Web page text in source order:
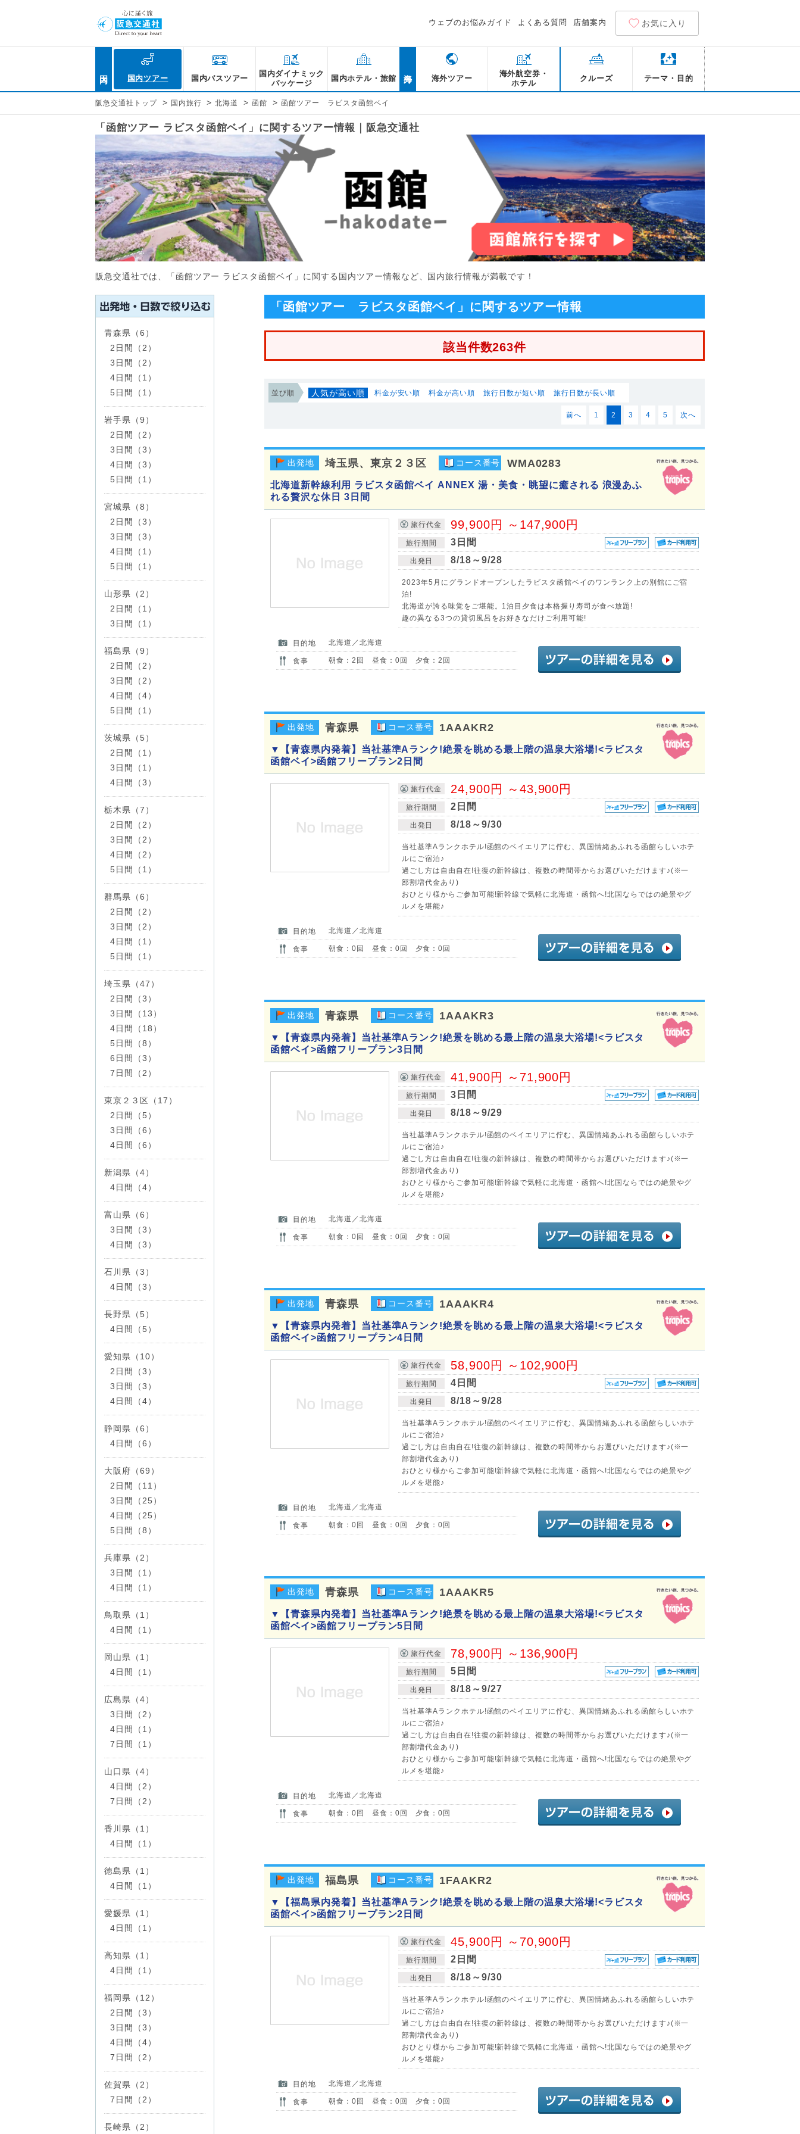
ウェブのお悩みガイド よくある質問 店舗案内 お気に入り
国内ツアー 国内バスツアー
国内ダイナミック
パッケージ
国内ホテル・旅館 海外ツアー
海外航空券・
ホテル
クルーズ テーマ・目的
阪急交通社トップ > 国内旅行 > 北海道 > 函館 > 函館ツアー ラビスタ函館ベイ
「函館ツアー ラビスタ函館ベイ」に関するツアー情報｜阪急交通社
阪急交通社では、「函館ツアー ラビスタ函館ベイ」に関する国内ツアー情報など、国内旅行情報が満載です！
「函館ツアー ラビスタ函館ベイ」に関するツアー情報
該当件数263件
並び順 人気が高い順 料金が安い順 料金が高い順 旅行日数が短い順 旅行日数が長い順
前へ 1 2 3 4 5 次へ
出発地 埼玉県、東京２３区 コース番号 WMA0283
北海道新幹線利用 ラビスタ函館ベイ ANNEX 湯・美食・眺望に癒される 浪漫あふ
れる贅沢な休日 3日間
旅行代金 99,900円 ～147,900円
旅行期間 3日間
出発日 8/18～9/28
2023年5月にグランドオープンしたラビスタ函館ベイのワンランク上の別館にご宿
泊!
北海道が誇る味覚をご堪能。1泊目夕食は本格握り寿司が食べ放題!
趣の異なる3つの貸切風呂をお好きなだけご利用可能!
目的地 北海道／北海道
食事 朝食：2回 昼食：0回 夕食：2回
出発地 青森県 コース番号 1AAAKR2
▼【青森県内発着】当社基準Aランク!絶景を眺める最上階の温泉大浴場!<ラビスタ
函館ベイ>函館フリープラン2日間
旅行代金 24,900円 ～43,900円
旅行期間 2日間
出発日 8/18～9/30
当社基準Aランクホテル!函館のベイエリアに佇む、異国情緒あふれる函館らしいホテ
ルにご宿泊♪
過ごし方は自由自在!往復の新幹線は、複数の時間帯からお選びいただけます♪(※一
部割増代金あり)
おひとり様からご参加可能!新幹線で気軽に北海道・函館へ!北国ならではの絶景やグ
ルメを堪能♪
目的地 北海道／北海道
食事 朝食：0回 昼食：0回 夕食：0回
出発地 青森県 コース番号 1AAAKR3
▼【青森県内発着】当社基準Aランク!絶景を眺める最上階の温泉大浴場!<ラビスタ
函館ベイ>函館フリープラン3日間
旅行代金 41,900円 ～71,900円
旅行期間 3日間
出発日 8/18～9/29
当社基準Aランクホテル!函館のベイエリアに佇む、異国情緒あふれる函館らしいホテ
ルにご宿泊♪
過ごし方は自由自在!往復の新幹線は、複数の時間帯からお選びいただけます♪(※一
部割増代金あり)
おひとり様からご参加可能!新幹線で気軽に北海道・函館へ!北国ならではの絶景やグ
ルメを堪能♪
目的地 北海道／北海道
食事 朝食：0回 昼食：0回 夕食：0回
出発地 青森県 コース番号 1AAAKR4
▼【青森県内発着】当社基準Aランク!絶景を眺める最上階の温泉大浴場!<ラビスタ
函館ベイ>函館フリープラン4日間
旅行代金 58,900円 ～102,900円
旅行期間 4日間
出発日 8/18～9/28
当社基準Aランクホテル!函館のベイエリアに佇む、異国情緒あふれる函館らしいホテ
ルにご宿泊♪
過ごし方は自由自在!往復の新幹線は、複数の時間帯からお選びいただけます♪(※一
部割増代金あり)
おひとり様からご参加可能!新幹線で気軽に北海道・函館へ!北国ならではの絶景やグ
ルメを堪能♪
目的地 北海道／北海道
食事 朝食：0回 昼食：0回 夕食：0回
出発地 青森県 コース番号 1AAAKR5
▼【青森県内発着】当社基準Aランク!絶景を眺める最上階の温泉大浴場!<ラビスタ
函館ベイ>函館フリープラン5日間
旅行代金 78,900円 ～136,900円
旅行期間 5日間
出発日 8/18～9/27
当社基準Aランクホテル!函館のベイエリアに佇む、異国情緒あふれる函館らしいホテ
ルにご宿泊♪
過ごし方は自由自在!往復の新幹線は、複数の時間帯からお選びいただけます♪(※一
部割増代金あり)
おひとり様からご参加可能!新幹線で気軽に北海道・函館へ!北国ならではの絶景やグ
ルメを堪能♪
目的地 北海道／北海道
食事 朝食：0回 昼食：0回 夕食：0回
出発地 福島県 コース番号 1FAAKR2
▼【福島県内発着】当社基準Aランク!絶景を眺める最上階の温泉大浴場!<ラビスタ
函館ベイ>函館フリープラン2日間
旅行代金 45,900円 ～70,900円
旅行期間 2日間
出発日 8/18～9/30
当社基準Aランクホテル!函館のベイエリアに佇む、異国情緒あふれる函館らしいホテ
ルにご宿泊♪
過ごし方は自由自在!往復の新幹線は、複数の時間帯からお選びいただけます♪(※一
部割増代金あり)
おひとり様からご参加可能!新幹線で気軽に北海道・函館へ!北国ならではの絶景やグ
ルメを堪能♪
目的地 北海道／北海道
食事 朝食：0回 昼食：0回 夕食：0回
青森県（6）
2日間（2）
3日間（2）
4日間（1）
5日間（1）
岩手県（9）
2日間（2）
3日間（3）
4日間（3）
5日間（1）
宮城県（8）
2日間（3）
3日間（3）
4日間（1）
5日間（1）
山形県（2）
2日間（1）
3日間（1）
福島県（9）
2日間（2）
3日間（2）
4日間（4）
5日間（1）
茨城県（5）
2日間（1）
3日間（1）
4日間（3）
栃木県（7）
2日間（2）
3日間（2）
4日間（2）
5日間（1）
群馬県（6）
2日間（2）
3日間（2）
4日間（1）
5日間（1）
埼玉県（47）
2日間（3）
3日間（13）
4日間（18）
5日間（8）
6日間（3）
7日間（2）
東京２３区（17）
2日間（5）
3日間（6）
4日間（6）
新潟県（4）
4日間（4）
富山県（6）
3日間（3）
4日間（3）
石川県（3）
4日間（3）
長野県（5）
4日間（5）
愛知県（10）
2日間（3）
3日間（3）
4日間（4）
静岡県（6）
4日間（6）
大阪府（69）
2日間（11）
3日間（25）
4日間（25）
5日間（8）
兵庫県（2）
3日間（1）
4日間（1）
鳥取県（1）
4日間（1）
岡山県（1）
4日間（1）
広島県（4）
3日間（2）
4日間（1）
7日間（1）
山口県（4）
4日間（2）
7日間（2）
香川県（1）
4日間（1）
徳島県（1）
4日間（1）
愛媛県（1）
4日間（1）
高知県（1）
4日間（1）
福岡県（12）
2日間（3）
3日間（3）
4日間（4）
7日間（2）
佐賀県（2）
7日間（2）
長崎県（2）